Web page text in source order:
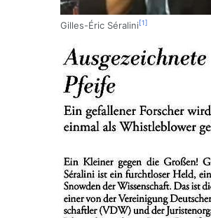
Gilles-Éric Séralini [1]